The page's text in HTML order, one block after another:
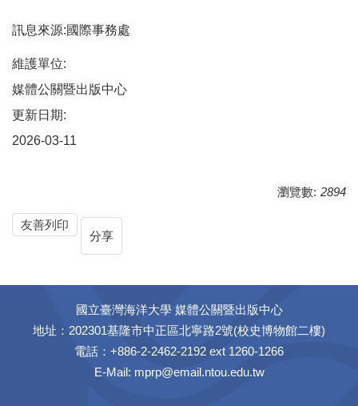
訊息來源:國際事務處
維護單位:
媒體公關暨出版中心
更新日期:
2026-03-11
瀏覽數: 2894
友善列印
分享
國立臺灣海洋大學 媒體公關暨出版中心
地址：202301基隆市中正區北寧路2號(校史博物館二樓)
電話：+886-2-2462-2192 ext 1260-1266
E-Mail: mprp@email.ntou.edu.tw